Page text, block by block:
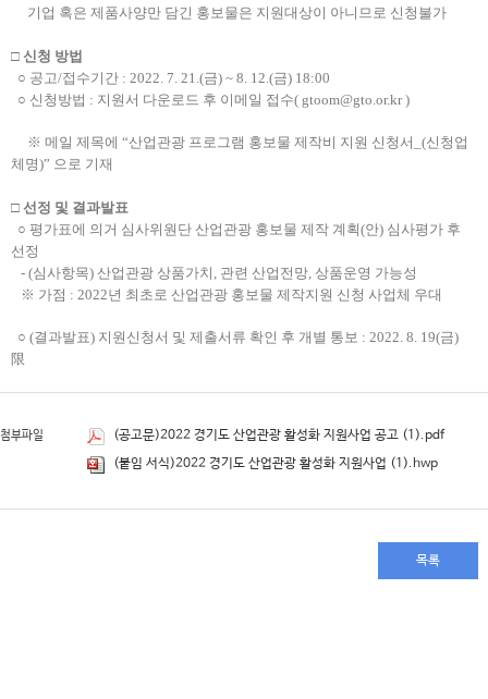
기업 혹은 제품사양만 담긴 홍보물은 지원대상이 아니므로 신청불가
□ 신청 방법
○ 공고/접수기간 : 2022. 7. 21.(금) ~ 8. 12.(금) 18:00
○ 신청방법 : 지원서 다운로드 후 이메일 접수( gtoom@gto.or.kr )
※ 메일 제목에 “산업관광 프로그램 홍보물 제작비 지원 신청서_(신청업
체명)” 으로 기재
□ 선정 및 결과발표
○ 평가표에 의거 심사위원단 산업관광 홍보물 제작 계획(안) 심사평가 후
선정
- (심사항목) 산업관광 상품가치, 관련 산업전망, 상품운영 가능성
※ 가점 : 2022년 최초로 산업관광 홍보물 제작지원 신청 사업체 우대
○ (결과발표) 지원신청서 및 제출서류 확인 후 개별 통보 : 2022. 8. 19(금)
限
첨부파일
(공고문)2022 경기도 산업관광 활성화 지원사업 공고 (1).pdf
(붙임 서식)2022 경기도 산업관광 활성화 지원사업 (1).hwp
목록